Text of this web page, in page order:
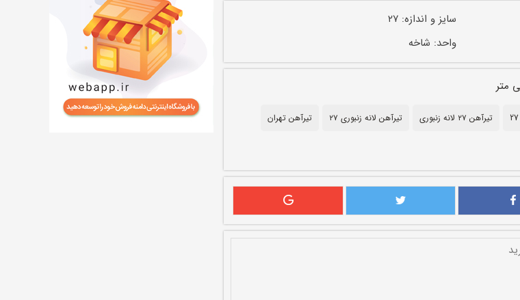
سایز و اندازه: ۲۷
واحد: شاخه
تیرآهن ۲۷ لانه زنبوری تیرآهن لانه زنبوری ۲۷ تیرآهن تهران